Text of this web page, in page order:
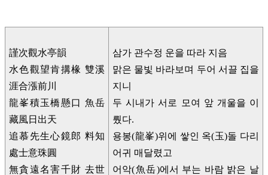
謹次觀水亭韻
水色觀望肯搆椽 雙溪
涯合漲前川
龍峯積玉橋懸口 魚岳
藏風日出天
追慕先生心鏡郎 料知
處士意珠圓
無貪遠名害千財 去世
삼가 관수정 운을 따라 지음
맑은 물빛 바라보며 두어 서끌 집을
지니
두 시내가 서로 모여 앞 개울을 이
뤘다.
용봉(龍峯)위에 쌓인 옥(玉)돌 다리
어귀 매달렸고
어악(魚岳)에서 부는 바람 밝은 날